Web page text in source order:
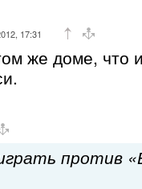
17:31
же доме, что
против